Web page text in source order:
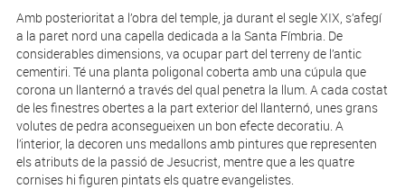
Amb posterioritat a l’obra del temple, ja durant el segle XIX, s’afegí
a la paret nord una capella dedicada a la Santa Fímbria. De
considerables dimensions, va ocupar part del terreny de l’antic
cementiri. Té una planta poligonal coberta amb una cúpula que
corona un llanternó a través del qual penetra la llum. A cada costat
de les finestres obertes a la part exterior del llanternó, unes grans
volutes de pedra aconsegueixen un bon efecte decoratiu. A
l’interior, la decoren uns medallons amb pintures que representen
els atributs de la passió de Jesucrist, mentre que a les quatre
cornises hi figuren pintats els quatre evangelistes.